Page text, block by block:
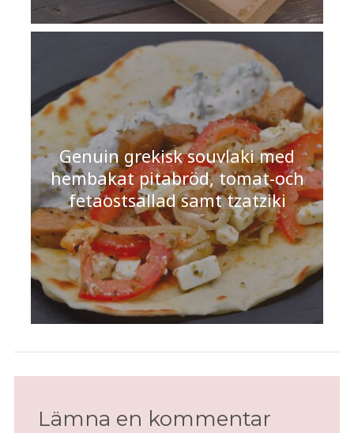
Genuin grekisk souvlaki med
hembakat pitabröd, tomat-och
fetaostsallad samt tzatziki
Lämna en kommentar